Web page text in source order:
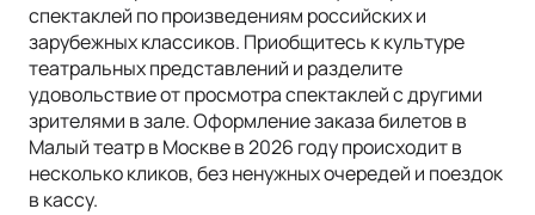
спектаклей по произведениям российских и
зарубежных классиков. Приобщитесь к культуре
театральных представлений и разделите
удовольствие от просмотра спектаклей с другими
зрителями в зале. Оформление заказа билетов в
Малый театр в Москве в 2026 году происходит в
несколько кликов, без ненужных очередей и поездок
в кассу.